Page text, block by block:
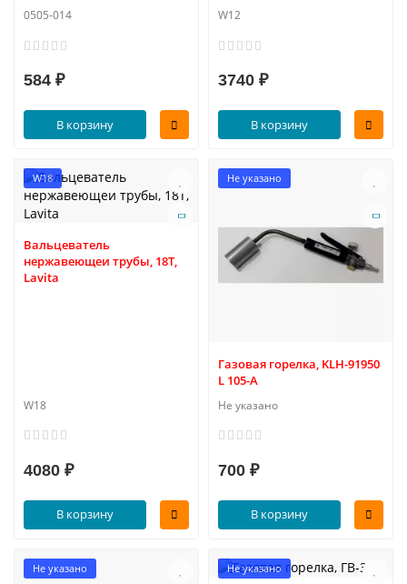
0505-014
584 ₽
В корзину
W12
3740 ₽
В корзину
W18
Вальцеватель
нержавеющеи трубы, 18Т,
Lavita
W18
4080 ₽
В корзину
Не указано
Газовая горелка, KLH-91950
L 105-A
Не указано
700 ₽
В корзину
Не указано Не указано